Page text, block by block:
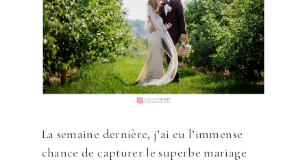
La semaine dernière, j’ai eu l’immense
chance de capturer le superbe mariage